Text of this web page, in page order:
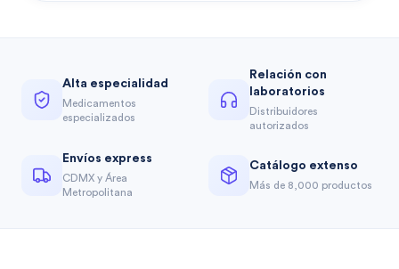
Alta especialidad
Medicamentos
especializados
Relación con
laboratorios
Distribuidores
autorizados
Envíos express
CDMX y Área
Metropolitana
Catálogo extenso
Más de 8,000 productos